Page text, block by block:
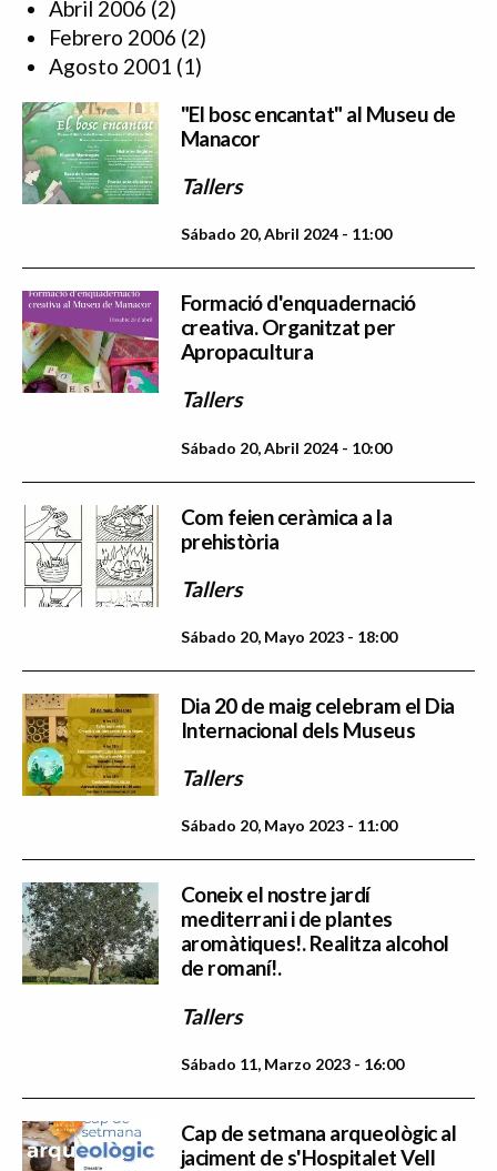
Abril 2006 (2)
Febrero 2006 (2)
Agosto 2001 (1)
"El bosc encantat" al Museu de
Manacor
Tallers
Sábado 20, Abril 2024 - 11:00
Formació d'enquadernació
creativa. Organitzat per
Apropacultura
Tallers
Sábado 20, Abril 2024 - 10:00
Com feien ceràmica a la
prehistòria
Tallers
Sábado 20, Mayo 2023 - 18:00
Dia 20 de maig celebram el Dia
Internacional dels Museus
Tallers
Sábado 20, Mayo 2023 - 11:00
Coneix el nostre jardí
mediterrani i de plantes
aromàtiques!. Realitza alcohol
de romaní!.
Tallers
Sábado 11, Marzo 2023 - 16:00
Cap de setmana arqueològic al
jaciment de s'Hospitalet Vell